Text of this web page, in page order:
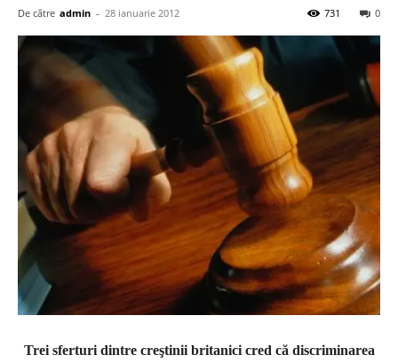
De către admin - 28 ianuarie 2012 0
731
Trei sferturi dintre creştinii britanici cred că discriminarea